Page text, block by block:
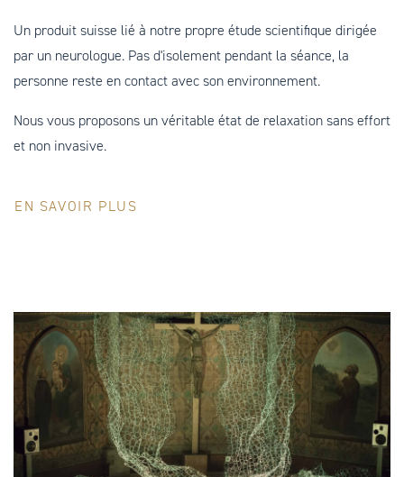
Un produit suisse lié à notre propre étude scientifique dirigée
par un neurologue. Pas d'isolement pendant la séance, la
personne reste en contact avec son environnement.
Nous vous proposons un véritable état de relaxation sans effort
et non invasive.
EN SAVOIR PLUS